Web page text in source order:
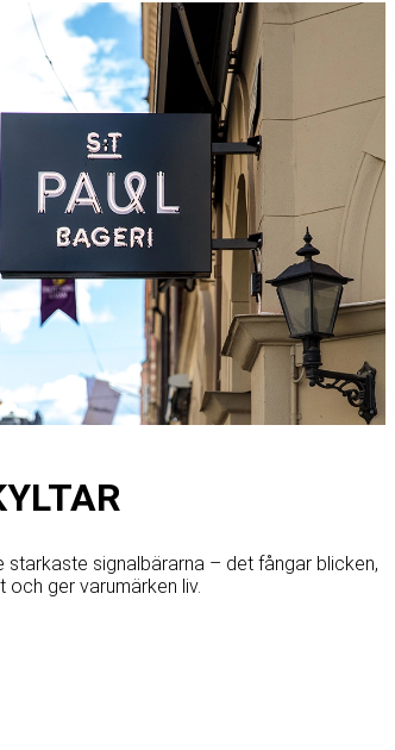
starkaste signalbärarna – det fångar blicken,
och ger varumärken liv.